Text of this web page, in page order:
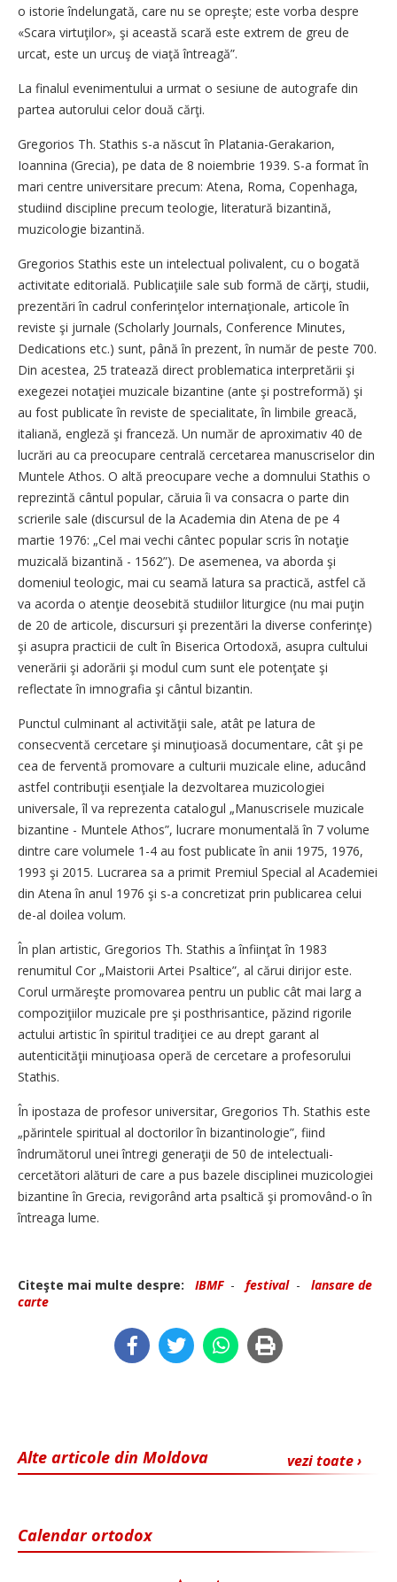
o istorie îndelungată, care nu se opreşte; este vorba despre
«Scara virtuţilor», şi această scară este extrem de greu de
urcat, este un urcuş de viaţă întreagă”.
La finalul evenimentului a urmat o sesiune de autografe din
partea autorului celor două cărţi.
Gregorios Th. Stathis s-a născut în Platania-Gerakarion,
Ioannina (Grecia), pe data de 8 noiembrie 1939. S-a format în
mari centre universitare precum: Atena, Roma, Copenhaga,
studiind discipline precum teologie, literatură bizantină,
muzicologie bizantină.
Gregorios Stathis este un intelectual polivalent, cu o bogată
activitate editorială. Publicaţiile sale sub formă de cărţi, studii,
prezentări în cadrul conferinţelor internaţionale, articole în
reviste şi jurnale (Scholarly Journals, Conference Minutes,
Dedications etc.) sunt, până în prezent, în număr de peste 700.
Din acestea, 25 tratează direct problematica interpretării şi
exegezei notaţiei muzicale bizantine (ante şi postreformă) şi
au fost publicate în reviste de specialitate, în limbile greacă,
italiană, engleză şi franceză. Un număr de aproximativ 40 de
lucrări au ca preocupare centrală cercetarea manuscriselor din
Muntele Athos. O altă preocupare veche a domnului Stathis o
reprezintă cântul popular, căruia îi va consacra o parte din
scrierile sale (discursul de la Academia din Atena de pe 4
martie 1976: „Cel mai vechi cântec popular scris în notaţie
muzicală bizantină - 1562”). De asemenea, va aborda şi
domeniul teologic, mai cu seamă latura sa practică, astfel că
va acorda o atenţie deosebită studiilor liturgice (nu mai puţin
de 20 de articole, discursuri şi prezentări la diverse conferinţe)
şi asupra practicii de cult în Biserica Ortodoxă, asupra cultului
venerării şi adorării şi modul cum sunt ele potenţate şi
reflectate în imnografia şi cântul bizantin.
Punctul culminant al activităţii sale, atât pe latura de
consecventă cercetare şi minuţioasă documentare, cât şi pe
cea de ferventă promovare a culturii muzicale eline, aducând
astfel contribuţii esenţiale la dezvoltarea muzicologiei
universale, îl va reprezenta catalogul „Manuscrisele muzicale
bizantine - Muntele Athos”, lucrare monumentală în 7 volume
dintre care volumele 1-4 au fost publicate în anii 1975, 1976,
1993 şi 2015. Lucrarea sa a primit Premiul Special al Academiei
din Atena în anul 1976 şi s-a concretizat prin publicarea celui
de-al doilea volum.
În plan artistic, Gregorios Th. Stathis a înfiinţat în 1983
renumitul Cor „Maistorii Artei Psaltice”, al cărui dirijor este.
Corul urmăreşte promovarea pentru un public cât mai larg a
compoziţiilor muzicale pre şi posthrisantice, păzind rigorile
actului artistic în spiritul tradiţiei ce au drept garant al
autenticităţii minuţioasa operă de cercetare a profesorului
Stathis.
În ipostaza de profesor universitar, Gregorios Th. Stathis este
„părintele spiritual al doctorilor în bizantinologie”, fiind
îndrumătorul unei întregi generaţii de 50 de intelectuali-
cercetători alături de care a pus bazele disciplinei muzicologiei
bizantine în Grecia, revigorând arta psaltică şi promovând-o în
întreaga lume.
Citeşte mai multe despre: IBMF- festival- lansare de
carte
vezi toate ›
Alte articole din Moldova
Calendar ortodox